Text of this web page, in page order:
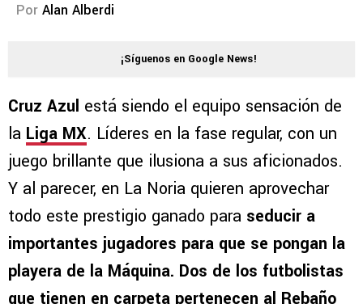
Por Alan Alberdi
¡Síguenos en Google News!
Cruz Azul está siendo el equipo sensación de
la Liga MX. Líderes en la fase regular, con un
juego brillante que ilusiona a sus aficionados.
Y al parecer, en La Noria quieren aprovechar
todo este prestigio ganado para seducir a
importantes jugadores para que se pongan la
playera de la Máquina. Dos de los futbolistas
que tienen en carpeta pertenecen al Rebaño